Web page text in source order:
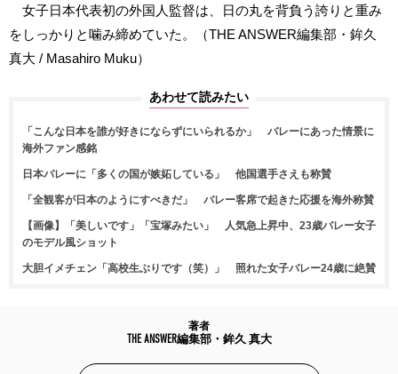
女子日本代表初の外国人監督は、日の丸を背負う誇りと重み
をしっかりと噛み締めていた。（THE ANSWER編集部・鉾久
真大 / Masahiro Muku）
あわせて読みたい
「こんな日本を誰が好きにならずにいられるか」 バレーにあった情景に
海外ファン感銘
日本バレーに「多くの国が嫉妬している」 他国選手さえも称賛
「全観客が日本のようにすべきだ」 バレー客席で起きた応援を海外称賛
【画像】「美しいです」「宝塚みたい」 人気急上昇中、23歳バレー女子
のモデル風ショット
大胆イメチェン「高校生ぶりです（笑）」 照れた女子バレー24歳に絶賛
著者
THE ANSWER編集部・鉾久 真大